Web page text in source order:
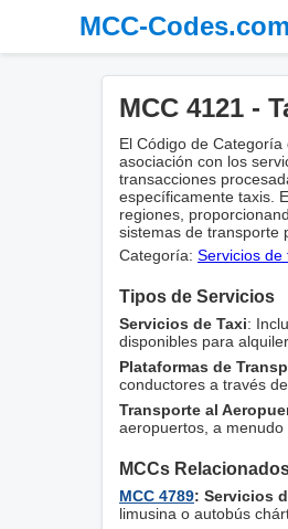
MCC-Codes.com
MCC 4121 -
El Código de
asociación con los
transacciones
específicamente taxis.
regiones,
sistemas de transporte
Categoría: Servicios de
Tipos de Servicios
Servicios de Taxi:
disponibles para alquiler.
Plataformas de
conductores a través
Transporte al
aeropuertos, a
MCCs
MCC 4789: Servicios
limusina o autobús